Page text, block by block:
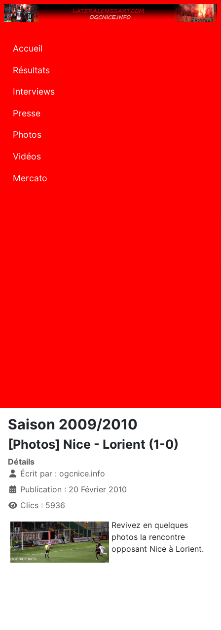
Accueil
Résultats
Interviews
Presse
Photos
Vidéos
Mercato
Saison 2009/2010
[Photos] Nice - Lorient (1-0)
Détails
Écrit par : ogcnice.info
Publication : 20 Février 2010
Clics : 5936
Revivez en quelques
photos la rencontre
opposant Nice à Lorient.